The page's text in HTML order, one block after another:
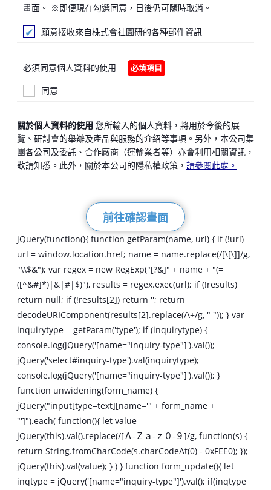
畫面。 ※即便現在勾選同意，日後仍可隨時取消。
願意接收來自株式會社圖研的各種郵件資訊
必須同意個人資料的使用 必填項目
同意
關於個人資料的使用 您所輸入的個人資料，將用於今後的展
覽、研討會的舉辦及產品與服務的介紹等事項。另外，本公司集
團各公司及委託、合作廠商（運輸業者等）亦會利用相關資訊，
敬請知悉。此外，關於本公司的隱私權政策， 請參閱此處。
jQuery(function(){ function getParam(name, url) { if (!url)
url = window.location.href; name = name.replace(/[\[\]]/g,
"\\$&"); var regex = new RegExp("[?&]" + name + "(=
([^&#]*)|&|#|$)"), results = regex.exec(url); if (!results)
return null; if (!results[2]) return ''; return
decodeURIComponent(results[2].replace(/\+/g, " ")); } var
inquirytype = getParam('type'); if (inquirytype) {
console.log(jQuery('[name="inquiry-type"]').val());
jQuery('select#inquiry-type').val(inquirytype);
console.log(jQuery('[name="inquiry-type"]').val()); }
function unwidening(form_name) {
jQuery("input[type=text][name='" + form_name +
"']").each( function(){ let value =
jQuery(this).val().replace(/[Ａ-Ｚａ-ｚ０-９]/g, function(s) {
return String.fromCharCode(s.charCodeAt(0) - 0xFEE0); });
jQuery(this).val(value); } ) } function form_update(){ let
inqtype = jQuery('[name="inquiry-type"]').val(); if(inqtype